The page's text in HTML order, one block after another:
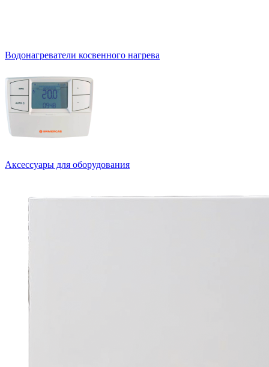
Водонагреватели косвенного нагрева
Аксессуары для оборудования